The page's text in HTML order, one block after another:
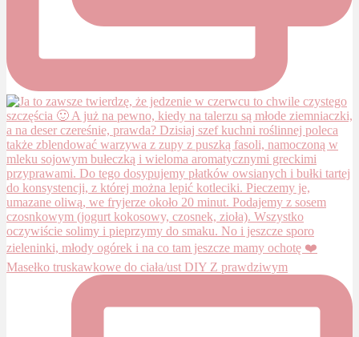
Masełko truskawkowe do ciała/ust DIY Z prawdziwym